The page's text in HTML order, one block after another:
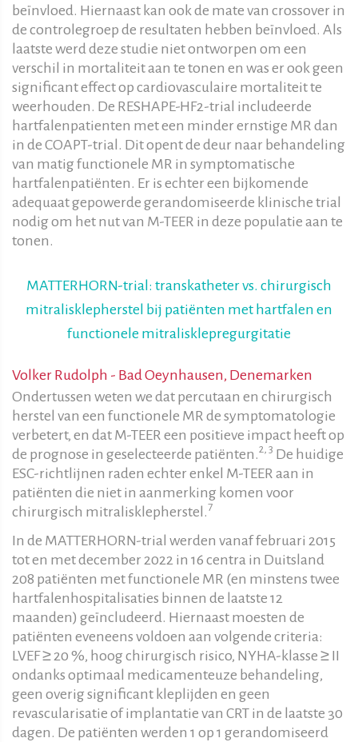
beïnvloed. Hiernaast kan ook de mate van crossover in
de controlegroep de resultaten hebben beïnvloed. Als
laatste werd deze studie niet ontworpen om een
verschil in mortaliteit aan te tonen en was er ook geen
significant effect op cardiovasculaire mortaliteit te
weerhouden. De RESHAPE-HF2-trial includeerde
hartfalenpatienten met een minder ernstige MR dan
in de COAPT-trial. Dit opent de deur naar behandeling
van matig functionele MR in symptomatische
hartfalenpatiënten. Er is echter een bijkomende
adequaat gepowerde gerandomiseerde klinische trial
nodig om het nut van M-TEER in deze populatie aan te
tonen.
MATTERHORN-trial: transkatheter vs. chirurgisch
mitralisklepherstel bij patiënten met hartfalen en
functionele mitralisklepregurgitatie
Volker Rudolph - Bad Oeynhausen, Denemarken
Ondertussen weten we dat percutaan en chirurgisch
herstel van een functionele MR de symptomatologie
verbetert, en dat M-TEER een positieve impact heeft op
de prognose in geselecteerde patiënten.2, 3 De huidige
ESC-richtlijnen raden echter enkel M-TEER aan in
patiënten die niet in aanmerking komen voor
chirurgisch mitralisklepherstel.7
In de MATTERHORN-trial werden vanaf februari 2015
tot en met december 2022 in 16 centra in Duitsland
208 patiënten met functionele MR (en minstens twee
hartfalenhospitalisaties binnen de laatste 12
maanden) geïncludeerd. Hiernaast moesten de
patiënten eveneens voldoen aan volgende criteria:
LVEF ≥ 20 %, hoog chirurgisch risico, NYHA-klasse ≥ II
ondanks optimaal medicamenteuze behandeling,
geen overig significant kleplijden en geen
revascularisatie of implantatie van CRT in de laatste 30
dagen. De patiënten werden 1 op 1 gerandomiseerd